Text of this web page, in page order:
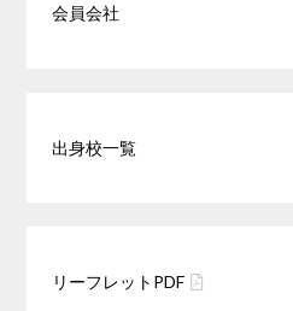
会員会社
出身校一覧
リーフレット PDF